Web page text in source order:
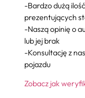
-Bardzo dużą
prezentujących
-Naszą opinię o
lub jej brak
-Konsultację z
pojazdu
Zobacz jak